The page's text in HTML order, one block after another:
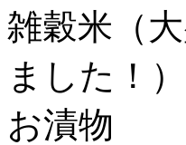
雑穀米（
ました！）
お漬物